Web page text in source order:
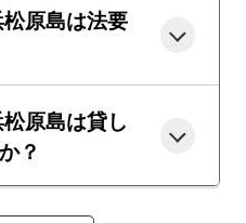
原島は法要
原島は貸し
？